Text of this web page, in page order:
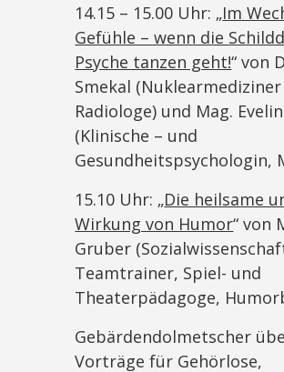
14.15 – 15.00 Uhr: „Im
Gefühle – wenn die
Psyche tanzen geht!“ von
Smekal
Radiologe) und Mag.
(Klinische – und
Gesundheitspsychologin,
15.10 Uhr: „Die heilsame
Wirkung von Humor“ von
Gruber
Teamtrainer, Spiel- und
Theaterpädagoge,
Gebärdendolmetscher
Vorträge für Gehörlose,